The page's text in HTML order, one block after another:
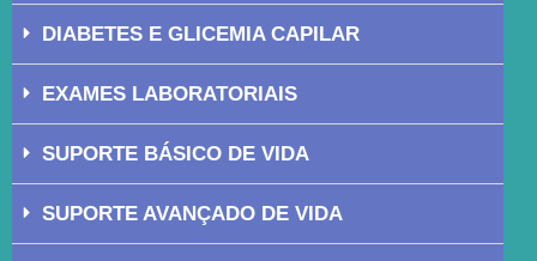
DIABETES E GLICEMIA CAPILAR
EXAMES LABORATORIAIS
SUPORTE BÁSICO DE VIDA
SUPORTE AVANÇADO DE VIDA